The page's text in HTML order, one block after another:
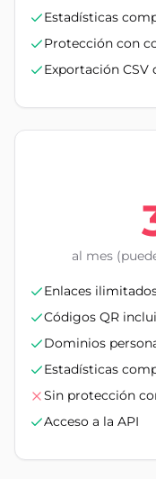
Estadísticas
Protección con
Exportación CSV
al mes
Enlaces
Códigos QR
Dominios
Estadísticas
Sin protección
Acceso a la API